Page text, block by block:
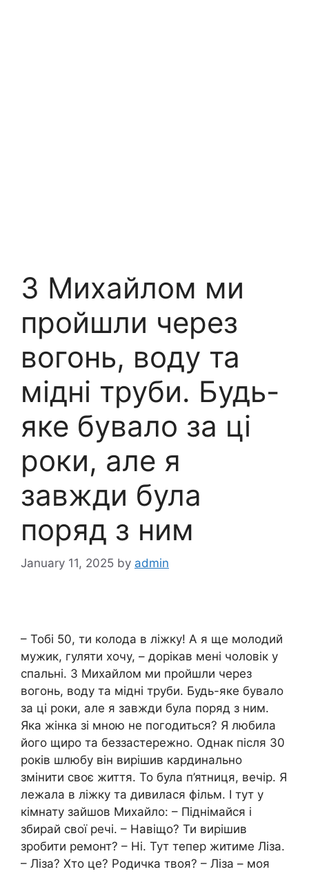
З Михайлом ми
пройшли через
вогонь, воду та
мідні труби. Будь-
яке бувало за ці
роки, але я
завжди була
поряд з ним
January 11, 2025 by admin
– Тобі 50, ти колода в ліжку! А я ще молодий
мужик, гуляти хочу, – дорікав мені чоловік у
спальні. З Михайлом ми пройшли через
вогонь, воду та мідні труби. Будь-яке бувало
за ці роки, але я завжди була поряд з ним.
Яка жінка зі мною не погодиться? Я любила
його щиро та беззастережно. Однак після 30
років шлюбу він вирішив кардинально
змінити своє життя. То була п’ятниця, вечір. Я
лежала в ліжку та дивилася фільм. І тут у
кімнату зайшов Михайло: – Піднімайся і
збирай свої речі. – Навіщо? Ти вирішив
зробити ремонт? – Ні. Тут тепер житиме Ліза.
– Ліза? Хто це? Родичка твоя? – Ліза – моя